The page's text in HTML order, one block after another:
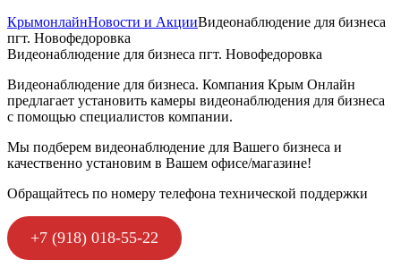
КрымонлайнНовости и АкцииВидеонаблюдение для бизнеса
пгт. Новофедоровка
Видеонаблюдение для бизнеса пгт. Новофедоровка
Видеонаблюдение для бизнеса. Компания Крым Онлайн
предлагает установить камеры видеонаблюдения для бизнеса
с помощью специалистов компании.
Мы подберем видеонаблюдение для Вашего бизнеса и
качественно установим в Вашем офисе/магазине!
Обращайтесь по номеру телефона технической поддержки
+7 (918) 018-55-22